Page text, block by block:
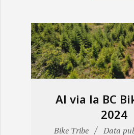
Al via la BC
2024
2024-
Bike Tribe
Data